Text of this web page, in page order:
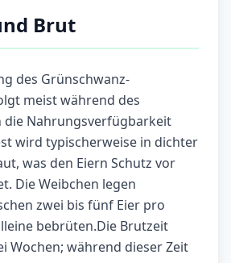
Brut
des Grünschwanz-
meist während des
die Nahrungsverfügbarkeit
wird typischerweise in dichter
was den Eiern Schutz vor
Die Weibchen legen
zwei bis fünf Eier pro
bebrüten.Die Brutzeit
Wochen; während dieser Zeit